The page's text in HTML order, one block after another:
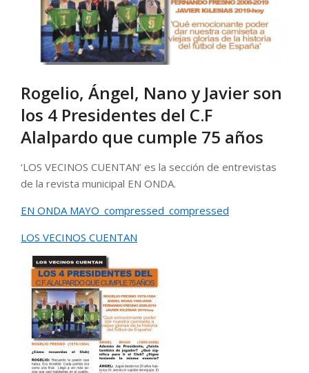
Rogelio, Ángel, Nano y Javier son
los 4 Presidentes del C.F
Alalpardo que cumple 75 años
‘LOS VECINOS CUENTAN’ es la sección de entrevistas
de la revista municipal EN ONDA.
EN ONDA MAYO_compressed_compressed
LOS VECINOS CUENTAN